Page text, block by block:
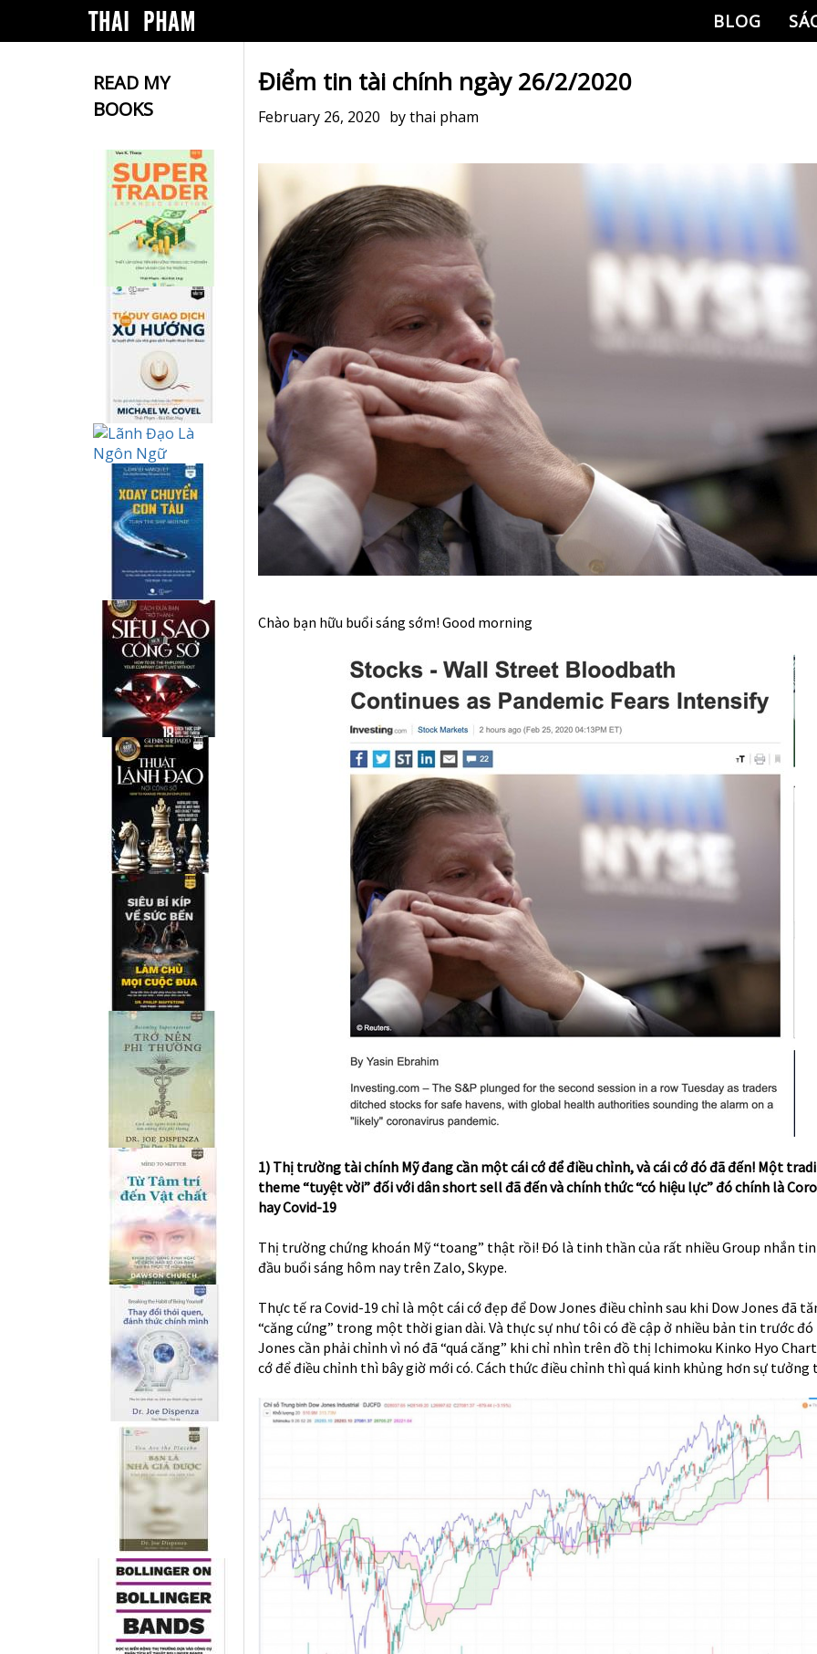
BLOG
READ MY
BOOKS
Điểm tin tài chính ngày 26/2/2020
February 26, 2020 bythai pham
Chào bạn hữu buổi sáng sớm! Good morning
1) Thị trường tài chính Mỹ đang cần một cái cớ để điều chỉnh, và cái cớ đó đã đến! Một
theme “tuyệt vời” đối với dân short sell đã đến và chính thức “có hiệu lực” đó chính là
hay Covid-19
Thị trường chứng khoán Mỹ “toang” thật rồi! Đó là tinh thần của rất nhiều Group nhắn tin
đầu buổi sáng hôm nay trên Zalo, Skype.
Thực tế ra Covid-19 chỉ là một cái cớ đẹp để Dow Jones điều chỉnh sau khi Dow Jones đã
“căng cứng” trong một thời gian dài. Và thực sự như tôi có đề cập ở nhiều bản tin trước đó
Jones cần phải chỉnh vì nó đã “quá căng” khi chỉ nhìn trên đồ thị Ichimoku Kinko Hyo
cớ để điều chỉnh thì bây giờ mới có. Cách thức điều chỉnh thì quá kinh khủng hơn sự tưởng